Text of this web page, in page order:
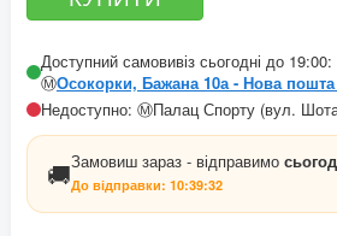
Доступний самовивіз сьогодні до 19:00:
Ⓜ️Осокорки, Бажана 10а - Нова
Недоступно: Ⓜ️Палац Спорту (вул.
🚚Замовиш зараз - відправимо
До відправки: 10:39:32